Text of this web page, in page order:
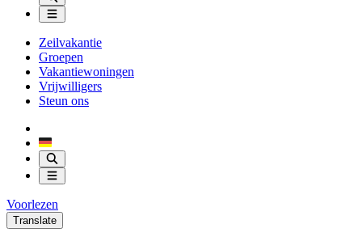
Zeilvakantie
Groepen
Vakantiewoningen
Vrijwilligers
Steun ons
Voorlezen
Translate